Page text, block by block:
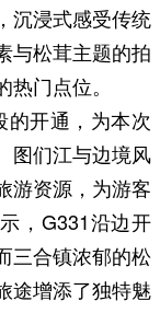
沉浸式感受传统
与松茸主题的拍
门点位。
开通，为本次
图们江与边境风
游资源，为游客
，G331沿边开
三合镇浓郁的松
途增添了独特魅